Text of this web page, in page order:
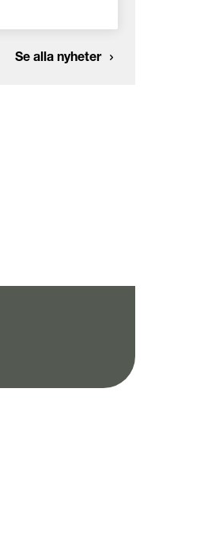
Se alla nyheter